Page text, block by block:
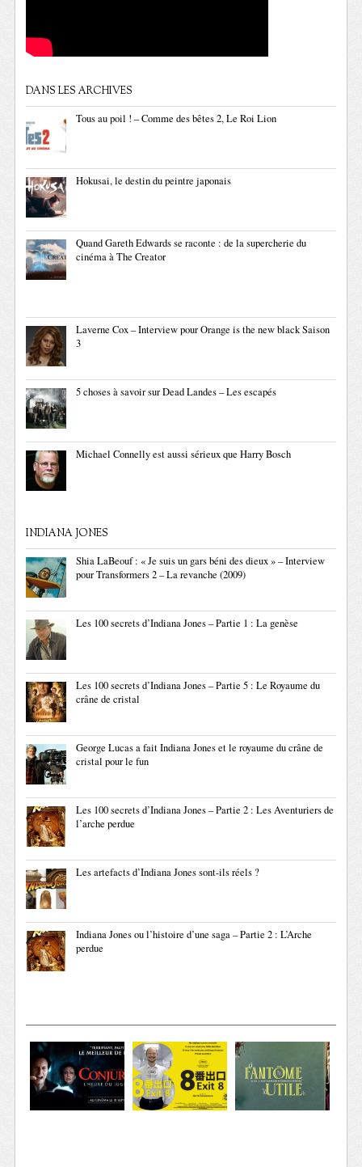
DANS LES ARCHIVES
Tous au poil ! – Comme des bêtes 2, Le Roi Lion
Hokusai, le destin du peintre japonais
Quand Gareth Edwards se raconte : de la supercherie du
cinéma à The Creator
Laverne Cox – Interview pour Orange is the new black Saison
3
5 choses à savoir sur Dead Landes – Les escapés
Michael Connelly est aussi sérieux que Harry Bosch
INDIANA JONES
Shia LaBeouf : « Je suis un gars béni des dieux » – Interview
pour Transformers 2 – La revanche (2009)
Les 100 secrets d’Indiana Jones – Partie 1 : La genèse
Les 100 secrets d’Indiana Jones – Partie 5 : Le Royaume du
crâne de cristal
George Lucas a fait Indiana Jones et le royaume du crâne de
cristal pour le fun
Les 100 secrets d’Indiana Jones – Partie 2 : Les Aventuriers de
l’arche perdue
Les artefacts d’Indiana Jones sont-ils réels ?
Indiana Jones ou l’histoire d’une saga – Partie 2 : L’Arche
perdue